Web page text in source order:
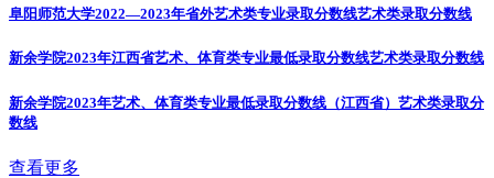
阜阳师范大学2022—2023年省外艺术类专业录取分数线艺术类录取分数线
新余学院2023年江西省艺术、体育类专业最低录取分数线艺术类录取分数线
新余学院2023年艺术、体育类专业最低录取分数线（江西省） 艺术类录取分
数线
查看更多